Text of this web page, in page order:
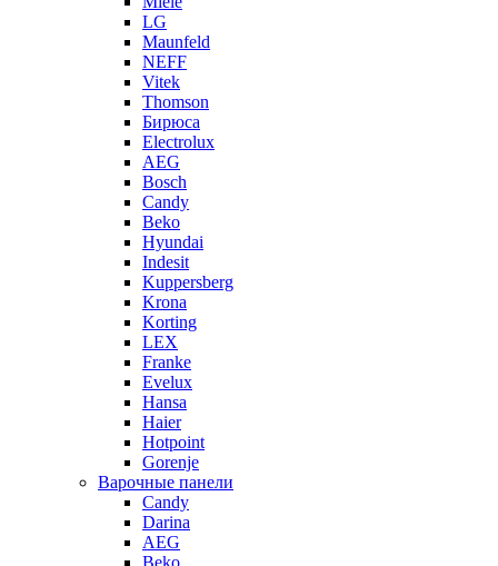
LG
Maunfeld
NEFF
Vitek
Thomson
Бирюса
Electrolux
AEG
Bosch
Candy
Beko
Hyundai
Indesit
Kuppersberg
Krona
Korting
LEX
Franke
Evelux
Hansa
Haier
Hotpoint
Gorenje
Варочные панели
Candy
Darina
AEG